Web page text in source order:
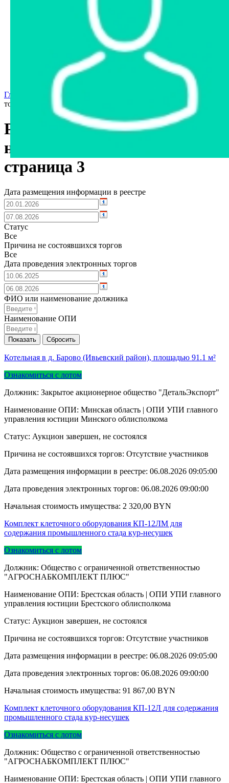
Арестованное имущество
Реестр несостоявшихся торгов
Реестр переоценок
Государственное имущество
Главная страница
торгов
Реестр несостоявшихся и
непроведенных торгов,
страница 3
Дата размещения информации в реестре
Статус
Все
Причина не состоявшихся торгов
Все
Дата проведения электронных торгов
ФИО или наименование должника
Наименование ОПИ
Котельная в д. Барово (Ивьевский район), площадью 91.1 м²
Ознакомиться с лотом
Должник: Закрытое акционерное общество "ДетальЭкспорт"
Наименование ОПИ: Минская область | ОПИ УПИ главного
управления юстиции Минского облисполкома
Статус: Аукцион завершен, не состоялся
Причина не состоявшихся торгов: Отсутствие участников
Дата размещения информации в реестре: 06.08.2026 09:05:00
Дата проведения электронных торгов: 06.08.2026 09:00:00
Начальная стоимость имущества: 2 320,00 BYN
Комплект клеточного оборудования КП-12ЛМ для
содержания промышленного стада кур-несушек
Ознакомиться с лотом
Должник: Общество с ограниченной ответственностью
"АГРОСНАБКОМПЛЕКТ ПЛЮС"
Наименование ОПИ: Брестская область | ОПИ УПИ главного
управления юстиции Брестского облисполкома
Статус: Аукцион завершен, не состоялся
Причина не состоявшихся торгов: Отсутствие участников
Дата размещения информации в реестре: 06.08.2026 09:05:00
Дата проведения электронных торгов: 06.08.2026 09:00:00
Начальная стоимость имущества: 91 867,00 BYN
Комплект клеточного оборудования КП-12Л для содержания
промышленного стада кур-несушек
Ознакомиться с лотом
Должник: Общество с ограниченной ответственностью
"АГРОСНАБКОМПЛЕКТ ПЛЮС"
Наименование ОПИ: Брестская область | ОПИ УПИ главного